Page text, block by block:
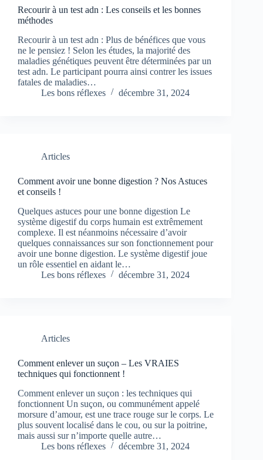
Recourir à un test adn : Les conseils et les bonnes
méthodes
Recourir à un test adn : Plus de bénéfices que vous
ne le pensiez ! Selon les études, la majorité des
maladies génétiques peuvent être déterminées par un
test adn. Le participant pourra ainsi contrer les issues
fatales de maladies…
Les bons réflexes
décembre 31, 2024
Articles
Comment avoir une bonne digestion ? Nos Astuces
et conseils !
Quelques astuces pour une bonne digestion Le
système digestif du corps humain est extrêmement
complexe. Il est néanmoins nécessaire d’avoir
quelques connaissances sur son fonctionnement pour
avoir une bonne digestion. Le système digestif joue
un rôle essentiel en aidant le…
Les bons réflexes
décembre 31, 2024
Articles
Comment enlever un suçon – Les VRAIES
techniques qui fonctionnent !
Comment enlever un suçon : les techniques qui
fonctionnent Un suçon, ou communément appelé
morsure d’amour, est une trace rouge sur le corps. Le
plus souvent localisé dans le cou, ou sur la poitrine,
mais aussi sur n’importe quelle autre…
Les bons réflexes
décembre 31, 2024